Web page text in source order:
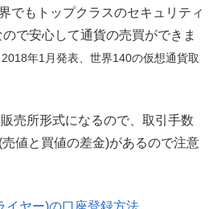
でもトップクラスのセキュリティ
で安心して通貨の売買ができま
年1月発表、世界140の仮想通貨取
売所形式になるので、取引手数
値と買値の差金)があるので注意
イヤー)の口座登録方法